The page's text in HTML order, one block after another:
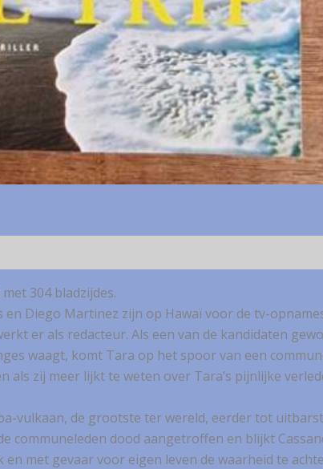
304 bladzijdes.
Diego Martinez zijn op Hawaï voor de tv-
er als redacteur. Als een van de kandidaten
waagt, komt Tara op het spoor van een
als zij meer lijkt te weten over Tara’s pijnlijke
vulkaan, de grootste ter wereld, eerder tot
communeleden dood aangetroffen en blijkt
en met gevaar voor eigen leven de waarheid te